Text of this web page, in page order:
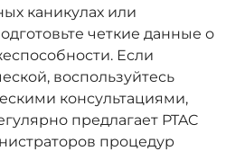
каникулах или
четкие данные о
Если
воспользуйтесь
консультациями,
предлагает PTAC
процедур